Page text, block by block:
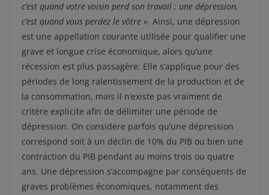
c’est quand votre voisin perd son travail ; une dépression,
c’est quand vous perdez le vôtre ». Ainsi, une dépression
est une appellation courante utilisée pour qualifier une
grave et longue crise économique, alors qu’une
récession est plus passagère. Elle s’applique pour des
périodes de long ralentissement de la production et de
la consommation, mais il n’existe pas vraiment de
critère explicite afin de délimiter une période de
dépression. On considère parfois qu’une dépression
correspond soit à un déclin de 10% du PIB ou bien une
contraction du PIB pendant au moins trois ou quatre
ans. Une dépression s’accompagne par conséquents de
graves problèmes économiques, notamment des